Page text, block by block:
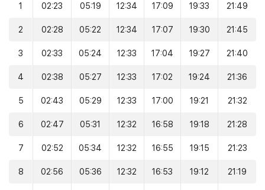
1 02:23 05:19 12:34 17:09 19:33 21:49
2 02:28 05:22 12:34 17:07 19:30 21:45
3 02:33 05:24 12:33 17:04 19:27 21:40
4 02:38 05:27 12:33 17:02 19:24 21:36
5 02:43 05:29 12:33 17:00 19:21 21:32
6 02:47 05:31 12:32 16:58 19:18 21:28
7 02:52 05:34 12:32 16:55 19:15 21:23
8 02:56 05:36 12:32 16:53 19:12 21:19